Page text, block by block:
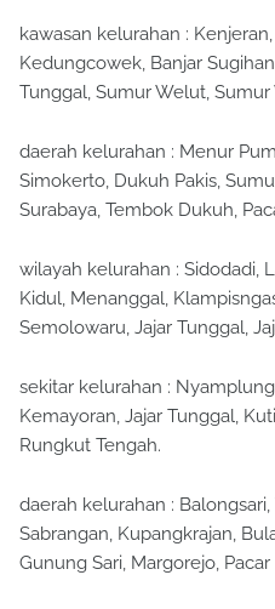
kawasan kelurahan :
Kedungcowek, Banjar
Tunggal, Sumur Welut, Sumur
daerah kelurahan : Menur
Simokerto, Dukuh Pakis,
Surabaya, Tembok Dukuh,
wilayah kelurahan : Sidodadi,
Kidul, Menanggal,
Semolowaru, Jajar Tunggal,
sekitar kelurahan :
Kemayoran, Jajar Tunggal,
Rungkut Tengah.
daerah kelurahan :
Sabrangan, Kupangkrajan,
Gunung Sari, Margorejo, Pacar